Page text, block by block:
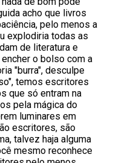
acho que livros
pelo menos a
explodiria todas as
de literatura e
o bolso com a
"burra", desculpe
temos escritores
que só entram na
pela mágica do
luminares em
escritores, são
talvez haja alguma
mesmo reconhece